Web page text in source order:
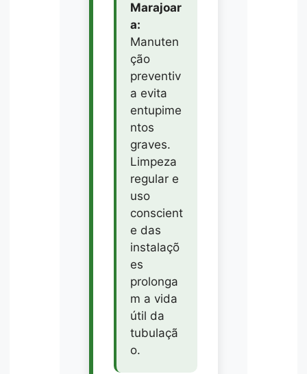
Marajoar
a:
Manuten
ção
preventiv
a evita
entupime
ntos
graves.
Limpeza
regular e
uso
conscient
e das
instalaçõ
es
prolonga
m a vida
útil da
tubulaçã
o.